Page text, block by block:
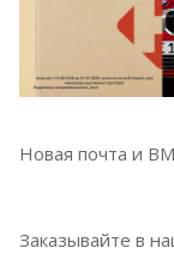
Новая почта и
Заказывайте в